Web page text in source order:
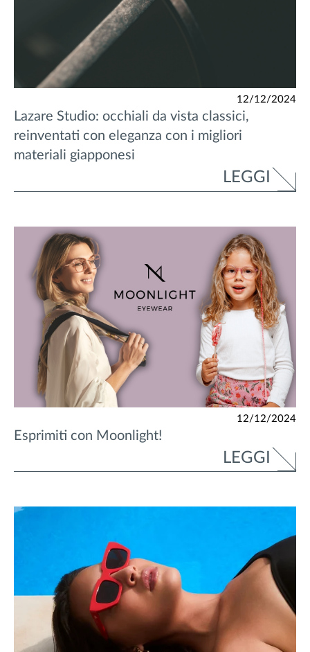
12/12/2024
Lazare Studio: occhiali da vista classici,
reinventati con eleganza con i migliori
materiali giapponesi
LEGGI
12/12/2024
Esprimiti con Moonlight!
LEGGI